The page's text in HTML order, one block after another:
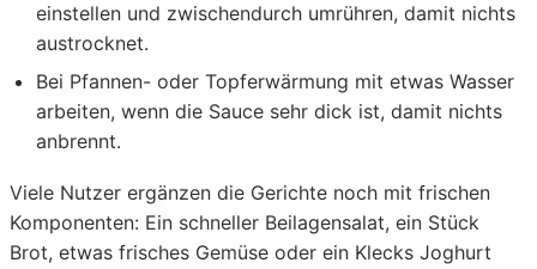
einstellen und zwischendurch umrühren, damit nichts
austrocknet.
Bei Pfannen- oder Topferwärmung mit etwas Wasser
arbeiten, wenn die Sauce sehr dick ist, damit nichts
anbrennt.
Viele Nutzer ergänzen die Gerichte noch mit frischen
Komponenten: Ein schneller Beilagensalat, ein Stück
Brot, etwas frisches Gemüse oder ein Klecks Joghurt